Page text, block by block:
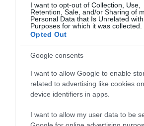
I want to opt-out of Collection, Use,
Retention, Sale, and/or Sharing of
Personal Data that Is Unrelated
Purposes for which it was collected.
Opted Out
Google consents
I want to allow Google to enable
related to advertising like cookies
device identifiers in apps.
I want to allow my user data to be
Probléma jelentése Te vagy a